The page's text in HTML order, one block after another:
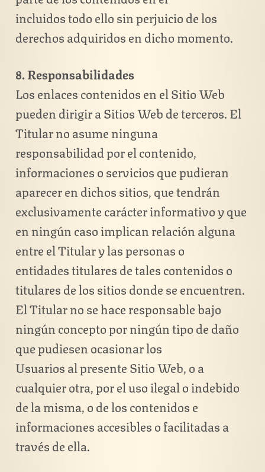
incluidos todo ello sin perjuicio de los
derechos adquiridos en dicho momento.
8. Responsabilidades
Los enlaces contenidos en el Sitio Web
pueden dirigir a Sitios Web de terceros. El
Titular no asume ninguna
responsabilidad por el contenido,
informaciones o servicios que pudieran
aparecer en dichos sitios, que tendrán
exclusivamente carácter informativo y que
en ningún caso implican relación alguna
entre el Titular y las personas o
entidades titulares de tales contenidos o
titulares de los sitios donde se encuentren.
El Titular no se hace responsable bajo
ningún concepto por ningún tipo de daño
que pudiesen ocasionar los
Usuarios al presente Sitio Web, o a
cualquier otra, por el uso ilegal o indebido
de la misma, o de los contenidos e
informaciones accesibles o facilitadas a
través de ella.